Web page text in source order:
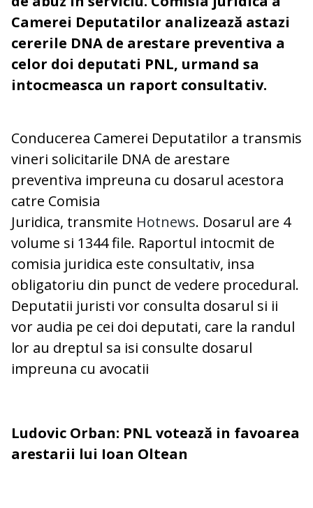
Camerei Deputatilor analizează astazi
cererile DNA de arestare preventiva a
celor doi deputati PNL, urmand sa
intocmeasca un raport consultativ.
Conducerea Camerei Deputatilor a transmis
vineri solicitarile DNA de arestare
preventiva impreuna cu dosarul acestora
catre Comisia
Juridica, transmite Hotnews. Dosarul are 4
volume si 1344 file. Raportul intocmit de
comisia juridica este consultativ, insa
obligatoriu din punct de vedere procedural.
Deputatii juristi vor consulta dosarul si ii
vor audia pe cei doi deputati, care la randul
lor au dreptul sa isi consulte dosarul
impreuna cu avocatii
Ludovic Orban: PNL votează in favoarea
arestarii lui Ioan Oltean